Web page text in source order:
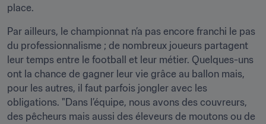
place.
Par ailleurs, le championnat n’a pas encore franchi le pas
du professionnalisme ; de nombreux joueurs partagent
leur temps entre le football et leur métier. Quelques-uns
ont la chance de gagner leur vie grâce au ballon mais,
pour les autres, il faut parfois jongler avec les
obligations. "Dans l’équipe, nous avons des couvreurs,
des pêcheurs mais aussi des éleveurs de moutons ou de